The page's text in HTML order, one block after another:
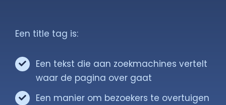
Een title tag is:
Een tekst die aan zoekmachines vertelt
waar de pagina over gaat
Een manier om bezoekers te overtuigen